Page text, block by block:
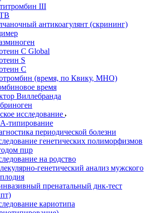
III
антикоагулянт (скрининг)
C Global
S
С
(время, по Квику, МНО)
время
Виллебранда
исследование
типирование
периодической болезни
генетических полиморфизмов
пцр
на родство
генетический анализ мужского
пренатальный днк-тест
кариотипа